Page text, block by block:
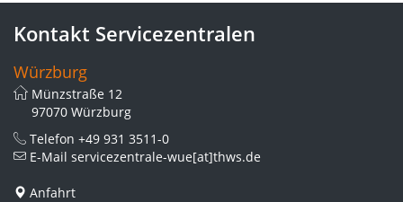
Kontakt Servicezentralen
Würzburg
Münzstraße 12
97070 Würzburg
Telefon +49 931 3511-0
E-Mail servicezentrale-wue[at]thws.de
Anfahrt